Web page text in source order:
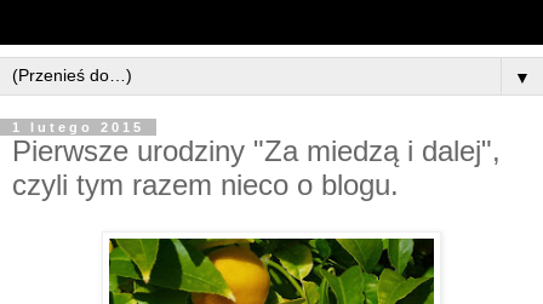
▼
1 lutego 2015
Pierwsze urodziny "Za miedzą i dalej",
czyli tym razem nieco o blogu.